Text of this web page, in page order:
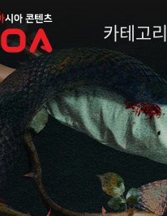
카테고리